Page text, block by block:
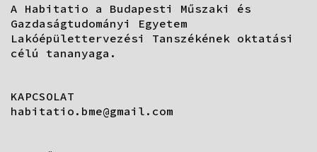
A Habitatio a Budapesti Műszaki és
Gazdaságtudományi Egyetem
Lakóépülettervezési Tanszékének oktatási
célú tananyaga.
KAPCSOLAT
habitatio.bme@gmail.com